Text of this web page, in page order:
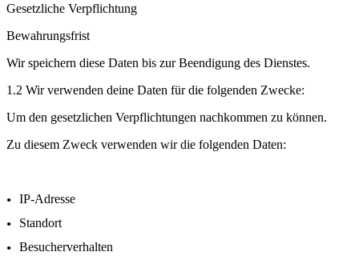
Gesetzliche Verpflichtung
Bewahrungsfrist
Wir speichern diese Daten bis zur Beendigung des Dienstes.
1.2 Wir verwenden deine Daten für die folgenden Zwecke:
Um den gesetzlichen Verpflichtungen nachkommen zu können.
Zu diesem Zweck verwenden wir die folgenden Daten:
IP-Adresse
Standort
Besucherverhalten